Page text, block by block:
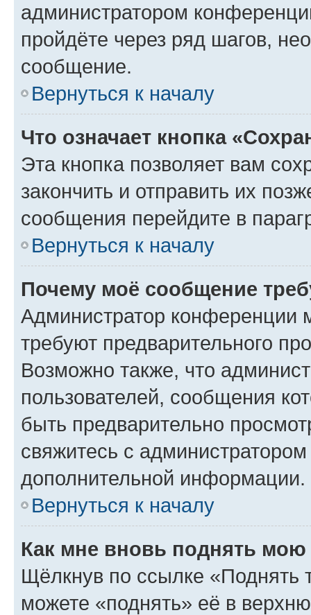
администратором
пройдёте через ряд шагов,
сообщение.
Вернуться к началу
Что означает кнопка
Эта кнопка позволяет вам
закончить и отправить их
сообщения перейдите в
Вернуться к началу
Почему моё сообщение
Администратор конференции
требуют предварительного
Возможно также, что
пользователей, сообщения
быть предварительно
свяжитесь с
дополнительной информации.
Вернуться к началу
Как мне вновь поднять мою
Щёлкнув по ссылке «Поднять
можете «поднять» её в